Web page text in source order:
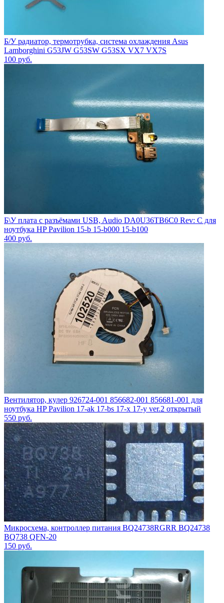
Б/У радиатор, термотрубка, система охлаждения Asus
Lamborghini G53JW G53SW G53SX VX7 VX7S
100 руб.
Б\У плата с разъёмами USB, Audio DA0U36TB6C0 Rev: C для
ноутбука HP Pavilion 15-b 15-b000 15-b100
400 руб.
Вентилятор, кулер 926724-001 856682-001 856681-001 для
ноутбука HP Pavilion 17-ak 17-bs 17-x 17-y ver.2 открытый
550 руб.
Микросхема, контроллер питания BQ24738RGRR BQ24738
BQ738 QFN-20
150 руб.